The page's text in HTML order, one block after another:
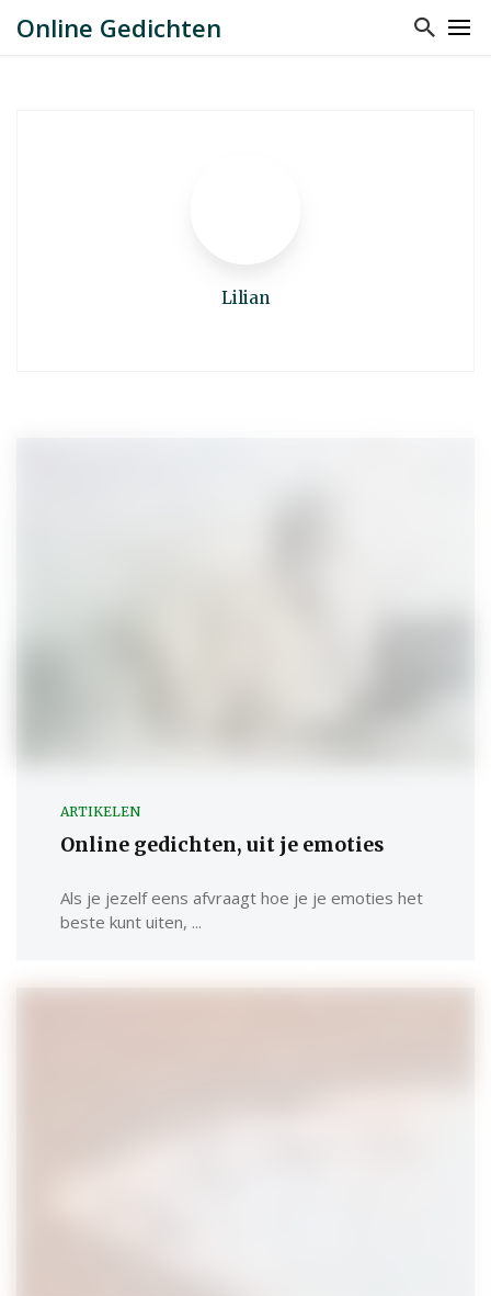
Online Gedichten
Lilian
ARTIKELEN
Online gedichten, uit je emoties
Als je jezelf eens afvraagt hoe je je emoties het
beste kunt uiten, ...